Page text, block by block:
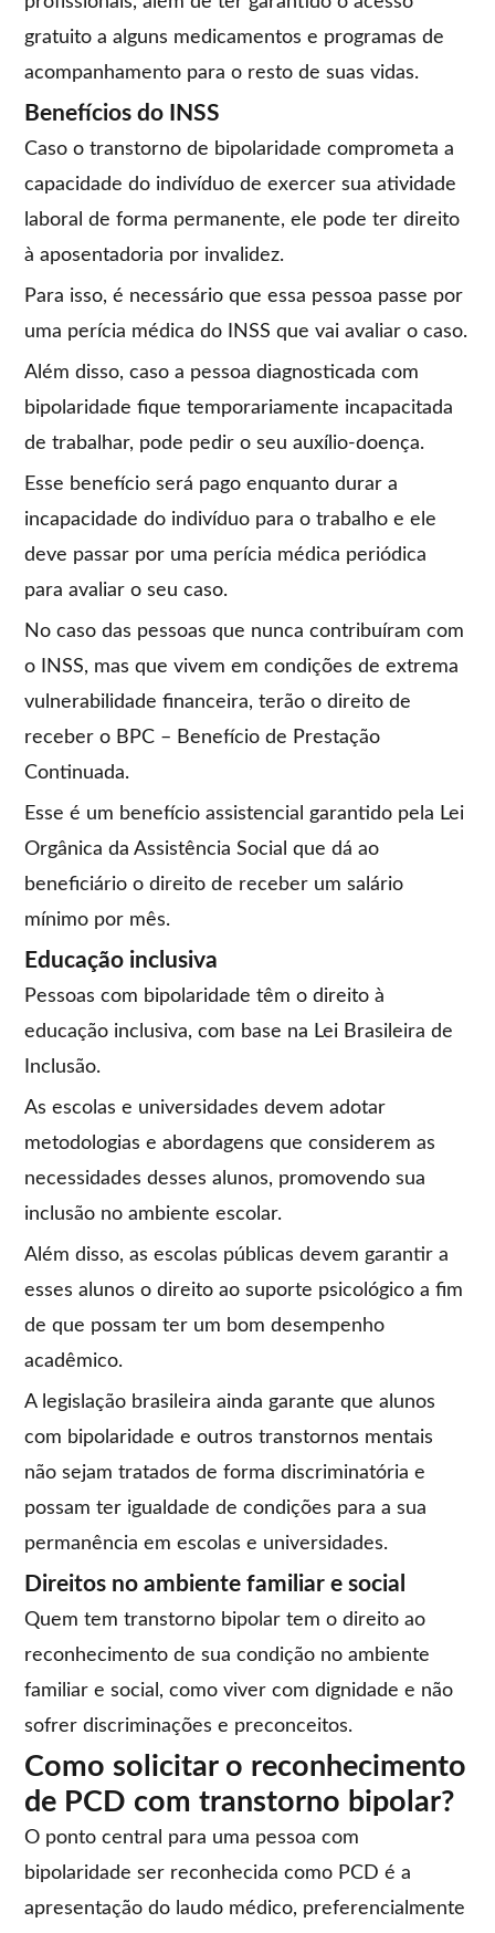
gratuito a alguns medicamentos e programas de
acompanhamento para o resto de suas vidas.
Benefícios do INSS
Caso o transtorno de bipolaridade comprometa a
capacidade do indivíduo de exercer sua atividade
laboral de forma permanente, ele pode ter direito
à aposentadoria por invalidez.
Para isso, é necessário que essa pessoa passe por
uma perícia médica do INSS que vai avaliar o caso.
Além disso, caso a pessoa diagnosticada com
bipolaridade fique temporariamente incapacitada
de trabalhar, pode pedir o seu auxílio-doença.
Esse benefício será pago enquanto durar a
incapacidade do indivíduo para o trabalho e ele
deve passar por uma perícia médica periódica
para avaliar o seu caso.
No caso das pessoas que nunca contribuíram com
o INSS, mas que vivem em condições de extrema
vulnerabilidade financeira, terão o direito de
receber o BPC – Benefício de Prestação
Continuada.
Esse é um benefício assistencial garantido pela Lei
Orgânica da Assistência Social que dá ao
beneficiário o direito de receber um salário
mínimo por mês.
Educação inclusiva
Pessoas com bipolaridade têm o direito à
educação inclusiva, com base na Lei Brasileira de
Inclusão.
As escolas e universidades devem adotar
metodologias e abordagens que considerem as
necessidades desses alunos, promovendo sua
inclusão no ambiente escolar.
Além disso, as escolas públicas devem garantir a
esses alunos o direito ao suporte psicológico a fim
de que possam ter um bom desempenho
acadêmico.
A legislação brasileira ainda garante que alunos
com bipolaridade e outros transtornos mentais
não sejam tratados de forma discriminatória e
possam ter igualdade de condições para a sua
permanência em escolas e universidades.
Direitos no ambiente familiar e social
Quem tem transtorno bipolar tem o direito ao
reconhecimento de sua condição no ambiente
familiar e social, como viver com dignidade e não
sofrer discriminações e preconceitos.
Como solicitar o reconhecimento
de PCD com transtorno bipolar?
O ponto central para uma pessoa com
bipolaridade ser reconhecida como PCD é a
apresentação do laudo médico, preferencialmente